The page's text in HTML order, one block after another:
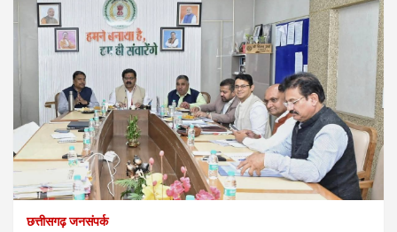
छत्तीसगढ़ जनसंपर्क